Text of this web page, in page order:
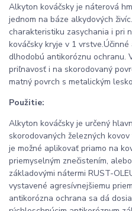
Alkyton kováčsky je náterová
jednom na báze alkydových
charakteristiku zasychania i pri
kováčsky kryje v 1
dlhodobú antikoróznu ochranu.
priľnavosť i na skorodovaný
matný povrch s metalickým
Použitie:
Alkyton kováčsky je určený
skorodovaných železných
je možné aplikovať priamo na
priemyselným znečistením,
základovými nátermi RUST-
vystavené agresívnejšiemu
antikorózna ochrana sa dá